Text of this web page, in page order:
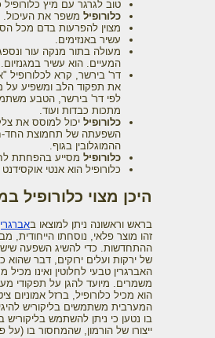
טוב לגרגר עם מיץ
כלורופיל משפר את העיכול.
מצוין להפרעות בדם מכל
עשיר באנזימים.
מעולה בתור מנקה עור
המעיים. הוא עשיר במגנזיום.
דר' בירשר, קרא לכלורופיל
את תפקוד הלב ומשפיע על
לפי דר' בירשר, הטבע
מתכות כבדות ועוד.
כלורופיל יכול למוסס את
השפעתה של תחמוצת החד-
ההמוגלובין בגוף.
כלורופיל מסייע בהפחתת
כלורופיל הוא אנטי
היכן מצוי כלורופיל
בראש וראשונה ניתן למוצאו ב
זהו מוצר פלאי, נוסחתו הייחודית,
ההתחדשות. כדי להשיג השפעה שיש
של ירקות ועלים ירוקים, דבר שהוא
האברגרין טבעי לחלוטין ואינו
משמרים. מיועד להגן על תפקודי
הוא מכיל כלורופיל, ברזל אמוניום
המערבית משתמשים בליקוריש
בו נטען כי ניתן להשתמש בליקוריש
ייצורו של הורמון, שהמחסור בו (על